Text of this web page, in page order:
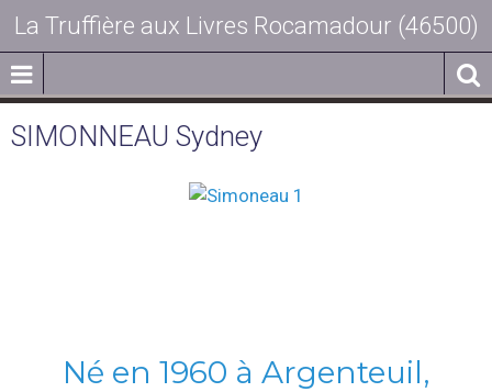
La Truffière aux Livres Rocamadour (46500)
SIMONNEAU Sydney
Né en 1960 à Argenteuil,